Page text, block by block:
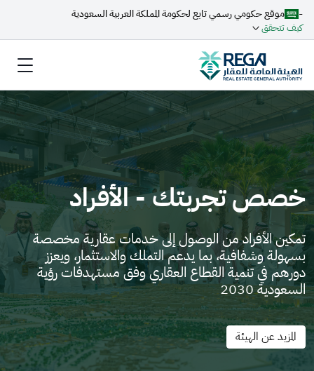
-
موقع حكومي رسمي تابع لحكومة المملكة العربية السعودية
كيف تتحقق
خصص تجربتك - الأفراد
تمكين الأفراد من الوصول إلى خدمات عقارية مخصصة
بسهولة وشفافية، بما يدعم التملك والاستثمار، ويعزز
دورهم في تنمية القطاع العقاري وفق مستهدفات رؤية
السعودية 2030
المزيد عن الهيئة